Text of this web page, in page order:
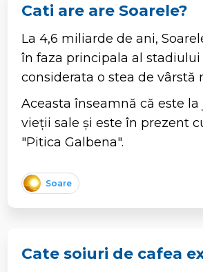
Cati are are Soarele?
La 4,6 miliarde de ani,
în faza principala al stadiului
considerata o stea de vârstă
Aceasta înseamnă că este
vieții sale și este în prezent
"Pitica Galbena".
Soare
Cate soiuri de cafea